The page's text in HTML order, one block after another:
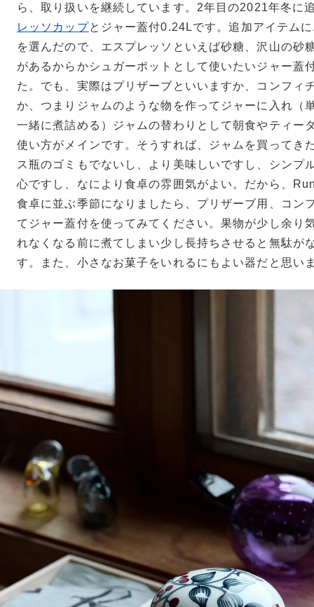
ら、取り扱いを継続しています。2年目の2021年冬に
レッソカップとジャー蓋付0.24Lです。追加アイテム
を選んだので、エスプレッソといえば砂糖、沢山の砂
があるからかシュガーポットとして使いたいジャー蓋
た。でも、実際はプリザーブといいますか、コンフィ
か、つまりジャムのような物を作ってジャーに入れ（
一緒に煮詰める）ジャムの替わりとして朝食やティー
使い方がメインです。そうすれば、ジャムを買ってき
ス瓶のゴミもでないし、より美味しいですし、シンプ
心ですし、なにより食卓の雰囲気がよい。だから、
食卓に並ぶ季節になりましたら、プリザーブ用、コン
てジャー蓋付を使ってみてください。果物が少し余り
れなくなる前に煮てしまい少し長持ちさせると無駄が
す。また、小さなお菓子をいれるにもよい器だと思い